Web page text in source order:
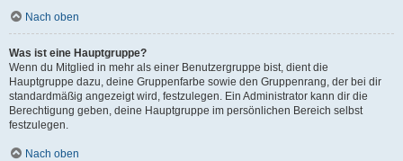
Nach oben
Was ist eine Hauptgruppe?
Wenn du Mitglied in mehr als einer Benutzergruppe bist, dient die
Hauptgruppe dazu, deine Gruppenfarbe sowie den Gruppenrang, der bei dir
standardmäßig angezeigt wird, festzulegen. Ein Administrator kann dir die
Berechtigung geben, deine Hauptgruppe im persönlichen Bereich selbst
festzulegen.
Nach oben